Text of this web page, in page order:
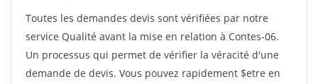
Toutes les demandes devis sont vérifiées par notre
service Qualité avant la mise en relation à Contes-06.
Un processus qui permet de vérifier la véracité d'une
demande de devis. Vous pouvez rapidement $etre en